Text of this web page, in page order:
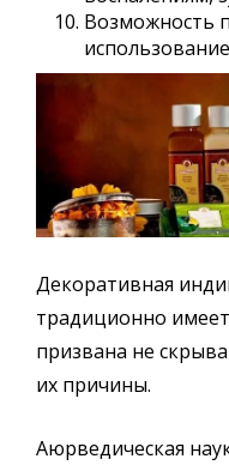
Возможность
Декоративная
традиционно
призвана не
их причины.
Аюрведическая